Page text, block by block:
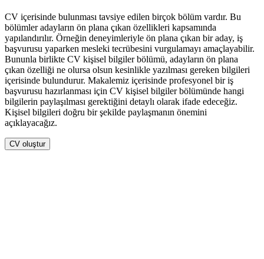
CV içerisinde bulunması tavsiye edilen birçok bölüm vardır. Bu
bölümler adayların ön plana çıkan özellikleri kapsamında
yapılandırılır. Örneğin deneyimleriyle ön plana çıkan bir aday, iş
başvurusu yaparken mesleki tecrübesini vurgulamayı amaçlayabilir.
Bununla birlikte CV kişisel bilgiler bölümü, adayların ön plana
çıkan özelliği ne olursa olsun kesinlikle yazılması gereken bilgileri
içerisinde bulundurur. Makalemiz içerisinde profesyonel bir iş
başvurusu hazırlanması için CV kişisel bilgiler bölümünde hangi
bilgilerin paylaşılması gerektiğini detaylı olarak ifade edeceğiz.
Kişisel bilgileri doğru bir şekilde paylaşmanın önemini
açıklayacağız.
CV oluştur